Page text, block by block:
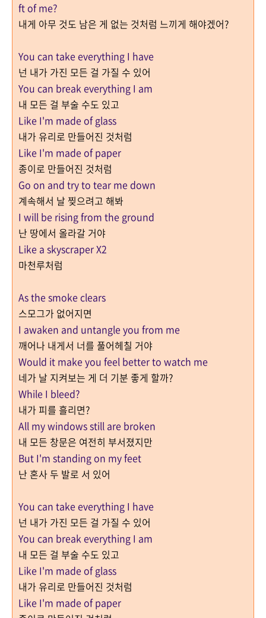
ft of me?
내게 아무 것도 남은 게 없는 것처럼 느끼게 해야겠어?
You can take everything I have
넌 내가 가진 모든 걸 가질 수 있어
You can break everything I am
내 모든 걸 부술 수도 있고
Like I'm made of glass
내가 유리로 만들어진 것처럼
Like I'm made of paper
종이로 만들어진 것처럼
Go on and try to tear me down
계속해서 날 찢으려고 해봐
I will be rising from the ground
난 땅에서 올라갈 거야
Like a skyscraper X2
마천루처럼
As the smoke clears
스모그가 없어지면
I awaken and untangle you from me
깨어나 내게서 너를 풀어헤칠 거야
Would it make you feel better to watch me
네가 날 지켜보는 게 더 기분 좋게 할까?
While I bleed?
내가 피를 흘리면?
All my windows still are broken
내 모든 창문은 여전히 부서졌지만
But I'm standing on my feet
난 혼사 두 발로 서 있어
You can take everything I have
넌 내가 가진 모든 걸 가질 수 있어
You can break everything I am
내 모든 걸 부술 수도 있고
Like I'm made of glass
내가 유리로 만들어진 것처럼
Like I'm made of paper